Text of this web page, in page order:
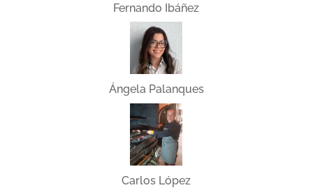
Fernando Ibáñez
Ángela Palanques
Carlos López